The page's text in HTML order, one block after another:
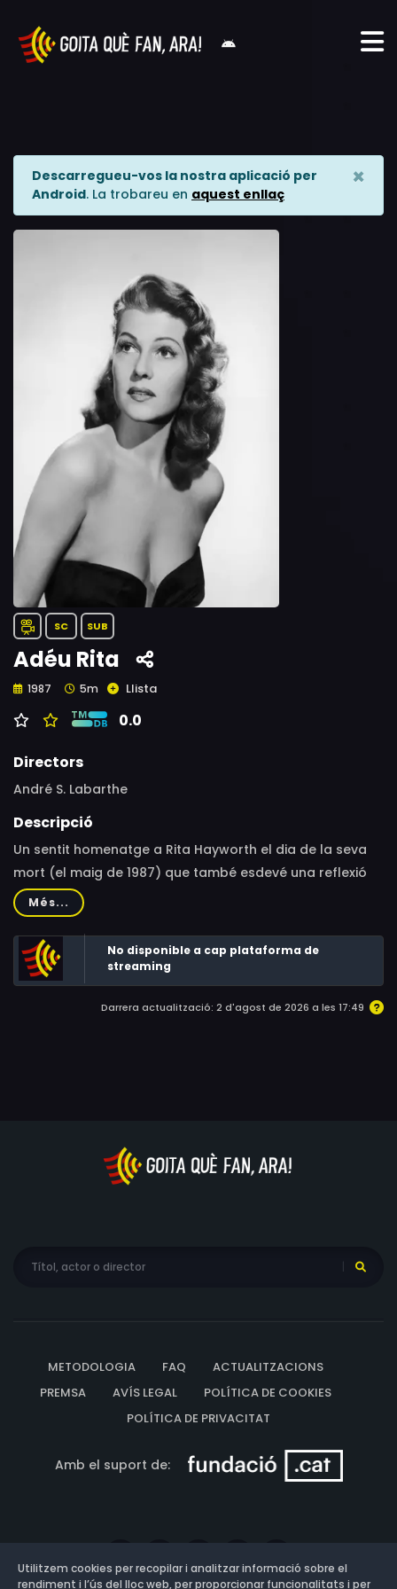
Descarregueu-vos la nostra aplicació per
Android. La trobareu en aquest enllaç
×
SC SUB
Adéu Rita
1987 5m Llista
0.0
Directors
André S. Labarthe
Descripció
Un sentit homenatge a Rita Hayworth el dia de la seva
mort (el maig de 1987) que també esdevé una reflexió
sobre la situació del cinema durant l’època hegemònica
de la televisió.
Més...
No disponible a cap plataforma de
streaming
Darrera actualització: 2 d'agost de 2026 a les 17:49
METODOLOGIA FAQ
ACTUALITZACIONS
PREMSA
AVÍS LEGAL
POLÍTICA DE COOKIES
POLÍTICA DE PRIVACITAT
Amb el suport de:
Utilitzem cookies per recopilar i analitzar informació sobre el
rendiment i l’ús del lloc web, per proporcionar funcionalitats i per